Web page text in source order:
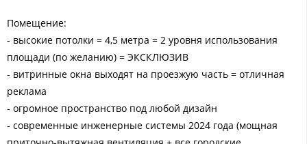
Помещение:
- высокие потолки = 4,5 метра = 2 уровня использования
площади (по желанию) = ЭКСКЛЮЗИВ
- витринные окна выходят на проезжую часть = отличная
реклама
- огромное пространство под любой дизайн
- современные инженерные системы 2024 года (мощная